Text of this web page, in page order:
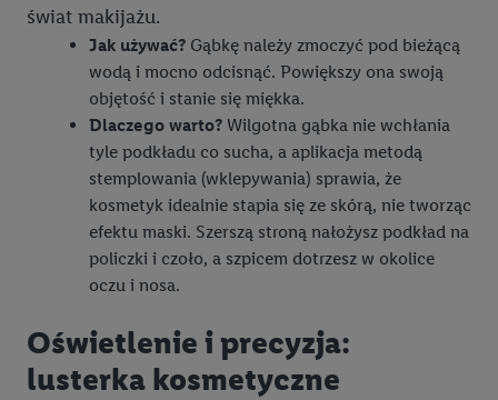
świat makijażu.
Jak używać? Gąbkę należy zmoczyć pod bieżącą
wodą i mocno odcisnąć. Powiększy ona swoją
objętość i stanie się miękka.
Dlaczego warto? Wilgotna gąbka nie wchłania
tyle podkładu co sucha, a aplikacja metodą
stemplowania (wklepywania) sprawia, że
kosmetyk idealnie stapia się ze skórą, nie tworząc
efektu maski. Szerszą stroną nałożysz podkład na
policzki i czoło, a szpicem dotrzesz w okolice
oczu i nosa.
Oświetlenie i precyzja:
lusterka kosmetyczne